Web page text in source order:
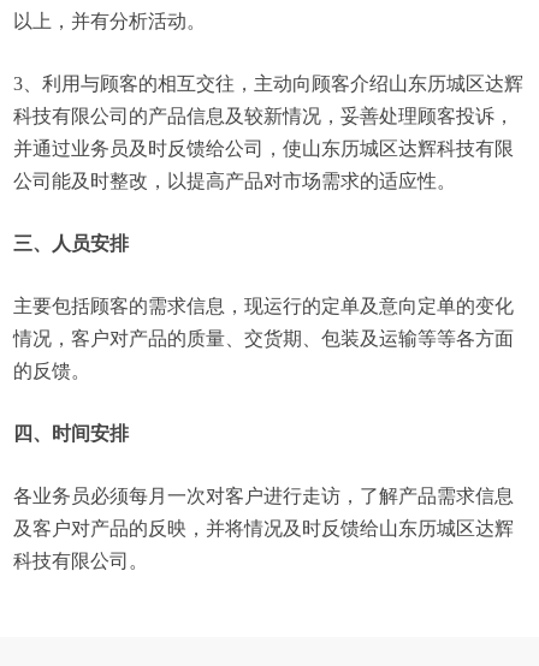
以上，并有分析活动。
3、利用与顾客的相互交往，主动向顾客介绍山东历城区达辉
科技有限公司的产品信息及较新情况，妥善处理顾客投诉，
并通过业务员及时反馈给公司，使山东历城区达辉科技有限
公司能及时整改，以提高产品对市场需求的适应性。
三、人员安排
主要包括顾客的需求信息，现运行的定单及意向定单的变化
情况，客户对产品的质量、交货期、包装及运输等等各方面
的反馈。
四、时间安排
各业务员必须每月一次对客户进行走访，了解产品需求信息
及客户对产品的反映，并将情况及时反馈给山东历城区达辉
科技有限公司。